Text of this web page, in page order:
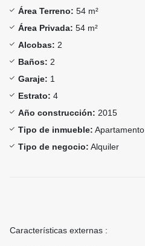
Área Terreno: 54 m²
Área Privada: 54 m²
Alcobas: 2
Baños: 2
Garaje: 1
Estrato: 4
Año construcción: 2015
Tipo de inmueble: Apartamento
Tipo de negocio: Alquiler
Características externas :